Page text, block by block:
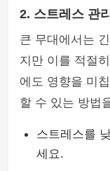
2. 스트레스 관
큰 무대에서는
지만 이를 적절
에도 영향을 미
할 수 있는 방법
스트레스를
세요.